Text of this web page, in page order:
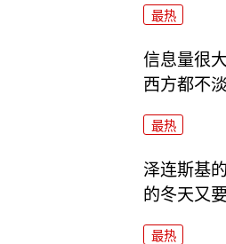
最热
信息量很
西方都不
最热
泽连斯基
的冬天又
最热